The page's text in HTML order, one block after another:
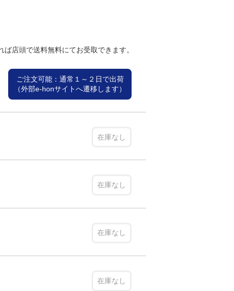
店頭で送料無料にてお受取できます。
ご注文可能：通常１～２日で出荷
（外部e-honサイトへ遷移します）
在庫なし
在庫なし
在庫なし
在庫なし